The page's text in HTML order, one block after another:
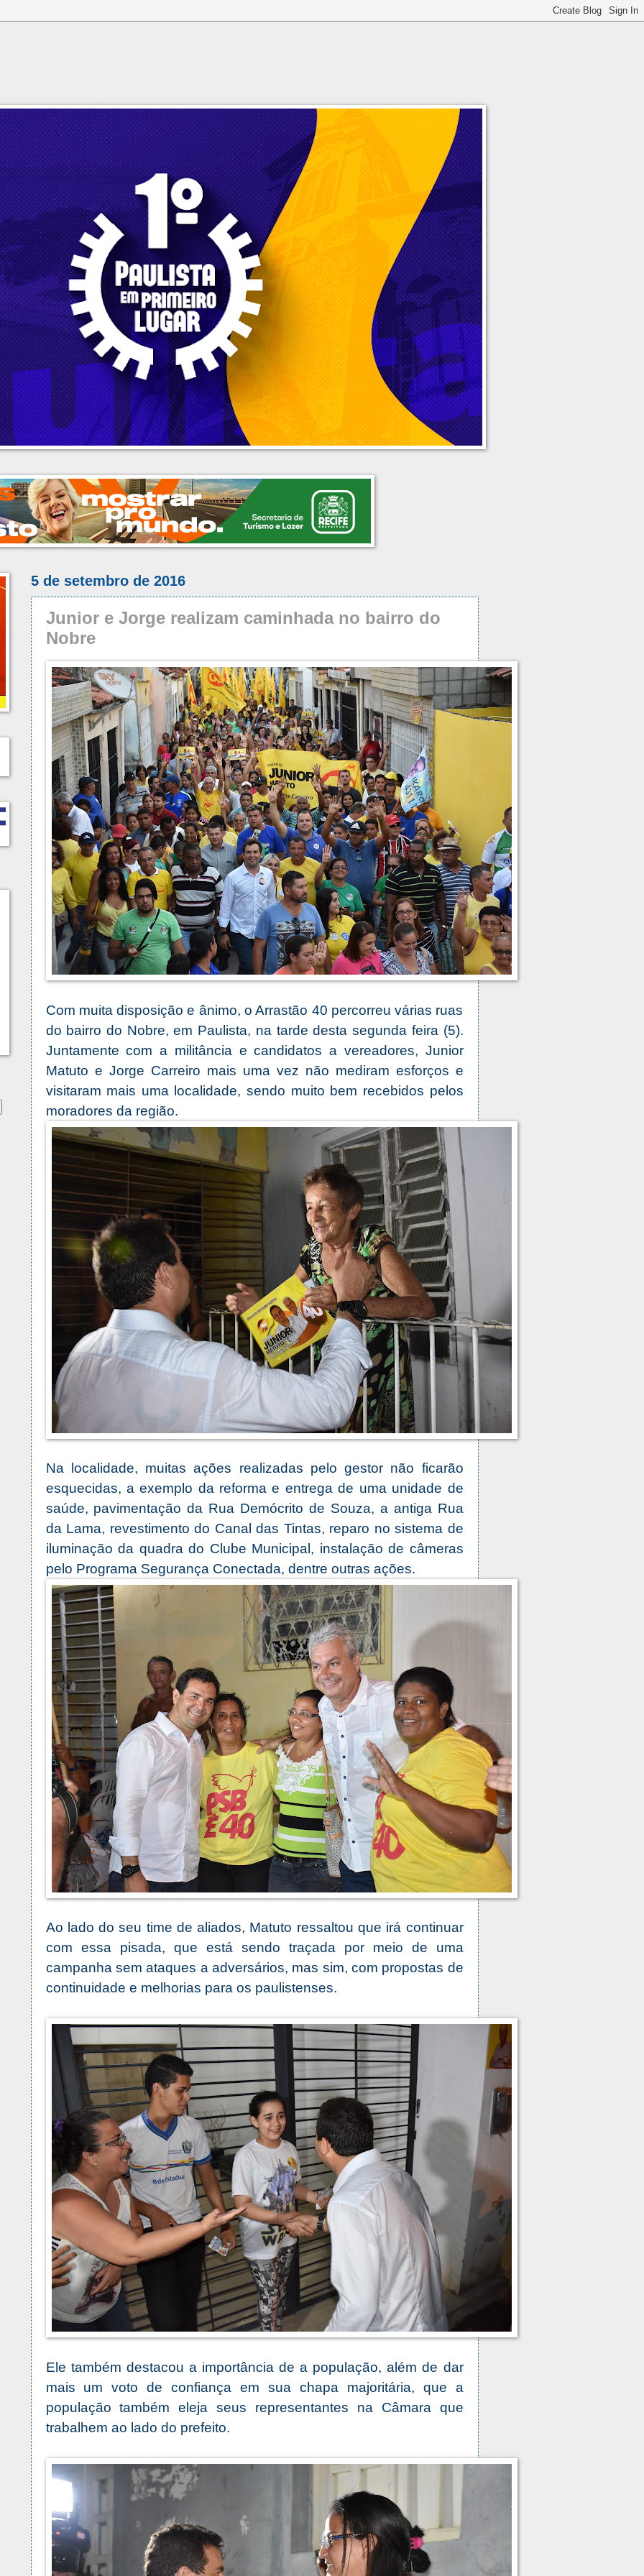
5 de setembro de 2016
Junior e Jorge realizam caminhada no bairro do
Nobre
Com muita disposição e ânimo, o Arrastão 40 percorreu várias ruas
do bairro do Nobre, em Paulista, na tarde desta segunda feira (5).
Juntamente com a militância e candidatos a vereadores, Junior
Matuto e Jorge Carreiro mais uma vez não mediram esforços e
visitaram mais uma localidade, sendo muito bem recebidos pelos
moradores da região.
Na localidade, muitas ações realizadas pelo gestor não ficarão
esquecidas, a exemplo da reforma e entrega de uma unidade de
saúde, pavimentação da Rua Demócrito de Souza, a antiga Rua
da Lama, revestimento do Canal das Tintas, reparo no sistema de
iluminação da quadra do Clube Municipal, instalação de câmeras
pelo Programa Segurança Conectada, dentre outras ações.
Ao lado do seu time de aliados, Matuto ressaltou que irá continuar
com essa pisada, que está sendo traçada por meio de uma
campanha sem ataques a adversários, mas sim, com propostas de
continuidade e melhorias para os paulistenses.
Ele também destacou a importância de a população, além de dar
mais um voto de confiança em sua chapa majoritária, que a
população também eleja seus representantes na Câmara que
trabalhem ao lado do prefeito.